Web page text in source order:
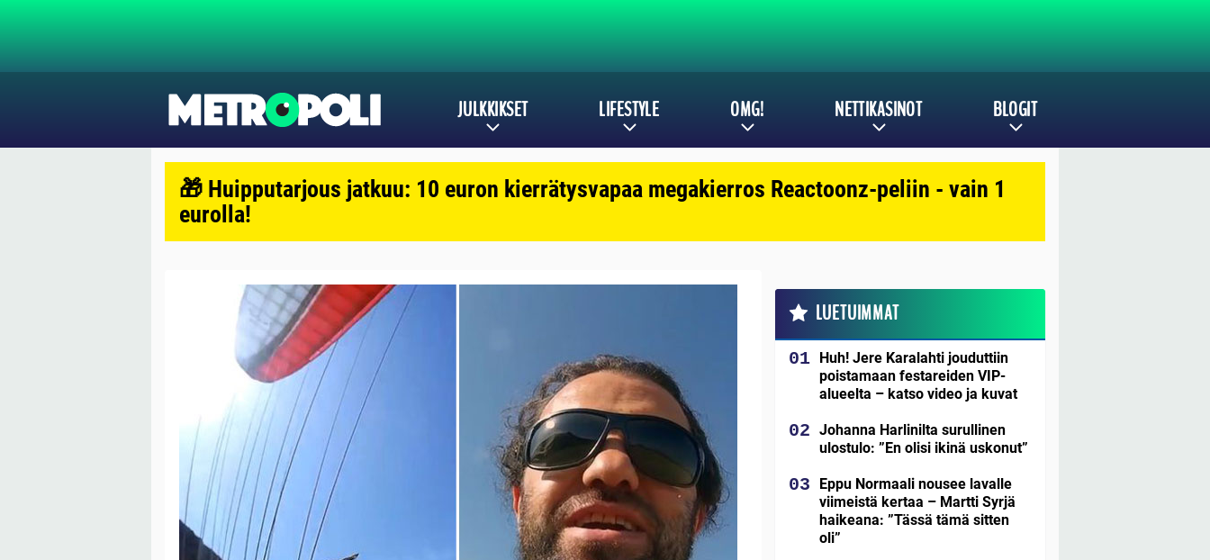
JULKKIKSET LIFESTYLE OMG! NETTIKASINOT BLOGIT
🎁 Huipputarjous jatkuu: 10 euron kierrätysvapaa megakierros Reactoonz-peliin - vain 1
eurolla!
LUETUIMMAT
Huh! Jere Karalahti jouduttiin
poistamaan festareiden VIP-
alueelta – katso video ja kuvat
Johanna Harlinilta surullinen
ulostulo: ”En olisi ikinä uskonut”
Eppu Normaali nousee lavalle
viimeistä kertaa – Martti Syrjä
haikeana: ”Tässä tämä sitten
oli”